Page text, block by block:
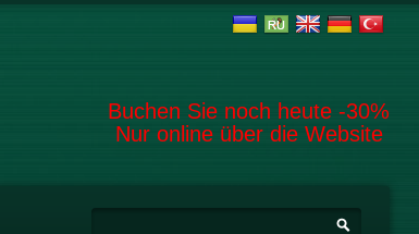
Buchen Sie noch heute -30%
Nur online über die Website